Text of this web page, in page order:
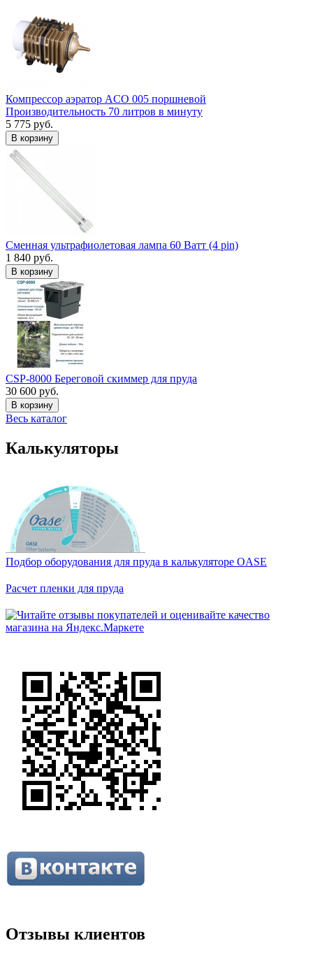
Компрессор аэратор ACO 005 поршневой
Производительность 70 литров в минуту
5 775 руб.
В корзину
Сменная ультрафиолетовая лампа 60 Ватт (4 pin)
1 840 руб.
В корзину
CSP-8000 Береговой скиммер для пруда
30 600 руб.
В корзину
Весь каталог
Калькуляторы
Подбор оборудования для пруда в калькуляторе OASE
Расчет пленки для пруда
Отзывы клиентов